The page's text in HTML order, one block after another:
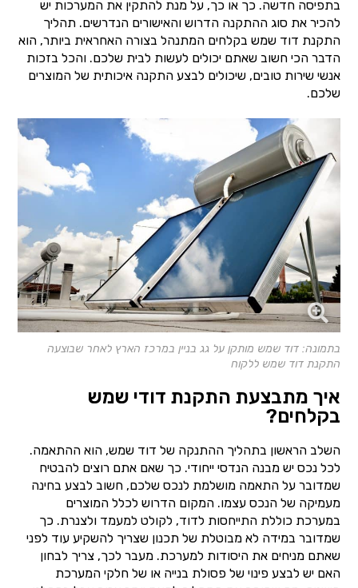
בתפיסה חדשה. כך או כך, על מנת להתקין את המערכות יש
להכיר את סוג ההתקנה הדרוש והאישורים הנדרשים. תהליך
התקנת דוד שמש בקלחים המתנהל בצורה האחראית ביותר, הוא
הדבר הכי חשוב שאתם יכולים לעשות לבית שלכם. והכל בזכות
אנשי שירות טובים, שיכולים לבצע התקנה איכותית של המוצרים
שלכם.
בתמונה: דוד שמש מותקן על גג בניין במרכז הארץ לאחר שבוצעה
התקנת דוד שמש ללקוח
איך מתבצעת התקנת דודי שמש
בקלחים?
השלב הראשון בתהליך ההתנקה של דוד שמש, הוא ההתאמה.
לכל נכס יש מבנה הנדסי ייחודי. כך שאם אתם רוצים להבטיח
שמדובר על התאמה מושלמת לנכס שלכם, חשוב לבצע בחינה
מעמיקה של הנכס עצמו. המקום הדרוש לכלל המוצרים
במערכת כוללת התייחסות לדוד, לקולט למעמד ולצנרת. כך
שמדובר במידה לא מבוטלת של תכנון שצריך להשקיע עוד לפני
שאתם מניחים את היסודות למערכת. מעבר לכך, צריך לבחון
האם יש לבצע פינוי של פסולת בנייה או של חלקי המערכת